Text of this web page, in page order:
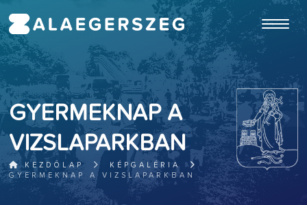
ugrás a fő tartalomhoz
GYERMEKNAP A
VIZSLAPARKBAN
KEZDŐLAP
KÉPGALÉRIA
GYERMEKNAP A VIZSLAPARKBAN